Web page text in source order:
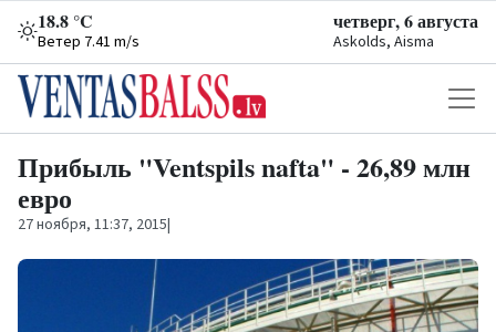
18.8 °C
Ветер 7.41 m/s
четверг, 6 августа
Askolds, Aisma
Прибыль "Ventspils nafta" - 26,89 млн
евро
27 ноября, 11:37, 2015|